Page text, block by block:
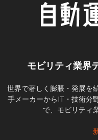
モビリティ業界
世界で著しく膨脹・発展を
手メーカーからIT・技術分
で、モビリティ